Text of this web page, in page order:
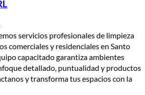
servicios profesionales de limpieza
comerciales y residenciales en Santo
capacitado garantiza ambientes
detallado, puntualidad y productos
y transforma tus espacios con la